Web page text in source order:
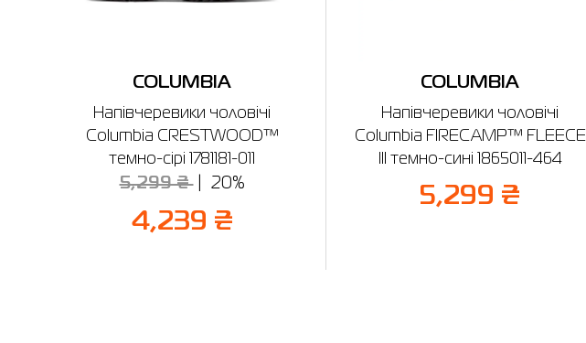
COLUMBIA
Напівчеревики чоловічі
Columbia CRESTWOOD™
темно-сірі 1781181-011
5,299 ₴ 20%
4,239 ₴
COLUMBIA
Напівчеревики чоловічі
Columbia FIRECAMP™ FLEECE
III темно-сині 1865011-464
5,299 ₴